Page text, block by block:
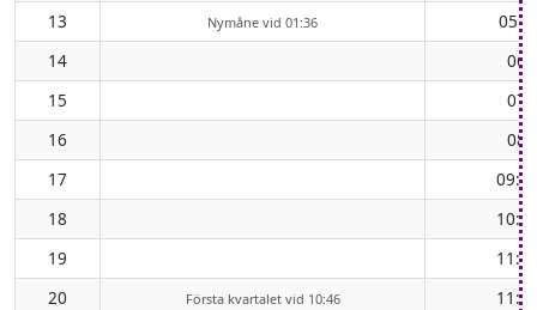
13 Nymåne vid 01:36
14
15
16
17
18
19
20 Första kvartalet vid 10:46